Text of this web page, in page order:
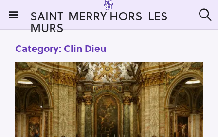
i
SAINT-MERRY HORS-LES-
MURS e
Category: Clin Dieu